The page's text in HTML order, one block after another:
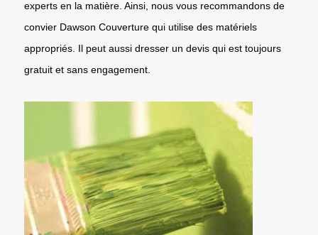
experts en la matière. Ainsi, nous vous recommandons de
convier Dawson Couverture qui utilise des matériels
appropriés. Il peut aussi dresser un devis qui est toujours
gratuit et sans engagement.